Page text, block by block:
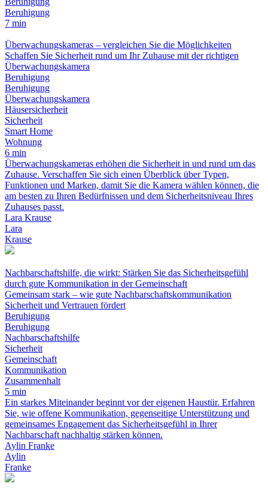
Beruhigung
7 min
Überwachungskameras – vergleichen Sie die Möglichkeiten
Schaffen Sie Sicherheit rund um Ihr Zuhause mit der richtigen
Überwachungskamera
Beruhigung
Beruhigung
Überwachungskamera
Häusersicherheit
Sicherheit
Smart Home
Wohnung
6 min
Überwachungskameras erhöhen die Sicherheit in und rund um das
Zuhause. Verschaffen Sie sich einen Überblick über Typen,
Funktionen und Marken, damit Sie die Kamera wählen können, die
am besten zu Ihren Bedürfnissen und dem Sicherheitsniveau Ihres
Zuhauses passt.
Lara Krause
Lara
Krause
Nachbarschaftshilfe, die wirkt: Stärken Sie das Sicherheitsgefühl
durch gute Kommunikation in der Gemeinschaft
Gemeinsam stark – wie gute Nachbarschaftskommunikation
Sicherheit und Vertrauen fördert
Beruhigung
Beruhigung
Nachbarschaftshilfe
Sicherheit
Gemeinschaft
Kommunikation
Zusammenhalt
5 min
Ein starkes Miteinander beginnt vor der eigenen Haustür. Erfahren
Sie, wie offene Kommunikation, gegenseitige Unterstützung und
gemeinsames Engagement das Sicherheitsgefühl in Ihrer
Nachbarschaft nachhaltig stärken können.
Aylin Franke
Aylin
Franke